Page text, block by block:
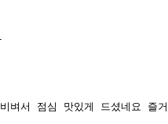
벼서 점심 맛있게 드셨네요 즐